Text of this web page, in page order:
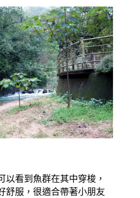
以看到魚群在其中穿梭，
舒服，很適合帶著小朋友